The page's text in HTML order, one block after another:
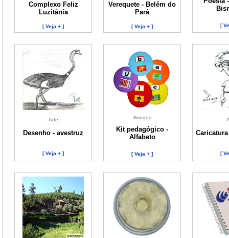
Complexo Feliz
Luzitânia
[ Veja + ]
Verequete - Belém do
Pará
[ Veja + ] [
Arte
Desenho - avestruz
[ Veja + ]
Brindes
Kit pedagógico -
Alfabeto
[ Veja + ] [